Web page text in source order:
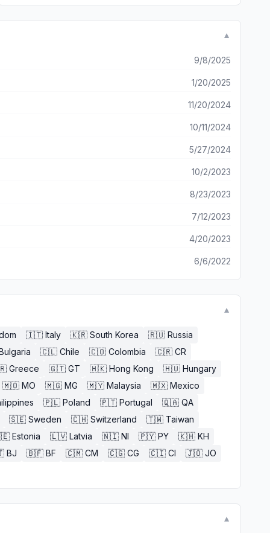
▼
9/8/2025
1/20/2025
11/20/2024
10/11/2024
5/27/2024
10/2/2023
8/23/2023
7/12/2023
4/20/2023
6/6/2022
▼
🇮🇹 Italy 🇰🇷 South Korea 🇷🇺 Russia
🇨🇱 Chile 🇨🇴 Colombia 🇨🇷 CR
Greece 🇬🇹 GT 🇭🇰 Hong Kong 🇭🇺 Hungary
🇲🇴 MO 🇲🇬 MG 🇲🇾 Malaysia 🇲🇽 Mexico
🇵🇱 Poland 🇵🇹 Portugal 🇶🇦 QA
🇸🇪 Sweden 🇨🇭 Switzerland 🇹🇼 Taiwan
Estonia 🇱🇻 Latvia 🇳🇮 NI 🇵🇾 PY 🇰🇭 KH
BJ 🇧🇫 BF 🇨🇲 CM 🇨🇬 CG 🇨🇮 CI 🇯🇴 JO
▼